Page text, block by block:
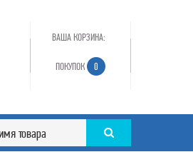
ВАША КОРЗИНА:
ПОКУПОК 0